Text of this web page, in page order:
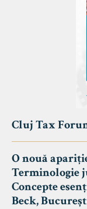
Cluj Tax
O nouă
Terminologie
Concepte
Beck,